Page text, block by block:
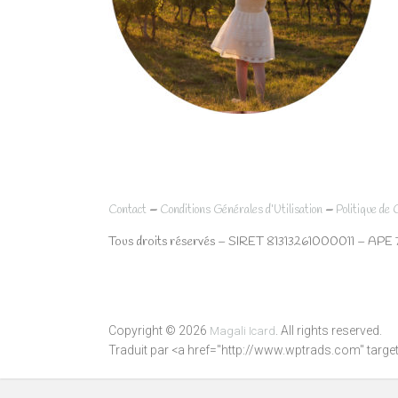
Contact – Conditions Générales d’Utilisation – Politique de
Tous droits réservés – SIRET 81313261000011 –
Copyright © 2026 Magali Icard . All rights reserved.
Traduit par <a href="http://www.wptrads.com"